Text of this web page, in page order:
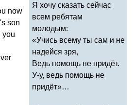
now
son
you
Я хочу сказать сейчас
всем ребятам
молодым:
«Учись всему ты сам и не
надейся зря,
Ведь помощь не придёт.
У-у, ведь помощь не
придёт»…